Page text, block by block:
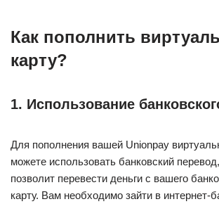
Как пополнить
карту?
1. Использование
Для пополнения вашей Unionpay
можете использовать банковский
позволит перевести деньги с вашего
карту. Вам необходимо зайти в интернет-